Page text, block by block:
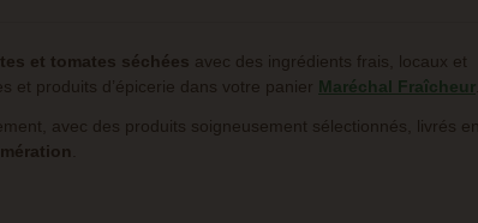
et tomates séchées avec des ingrédients frais, locaux et
et produits d’épicerie dans votre panier Maréchal Fraîcheur
avec des produits soigneusement sélectionnés, livrés en